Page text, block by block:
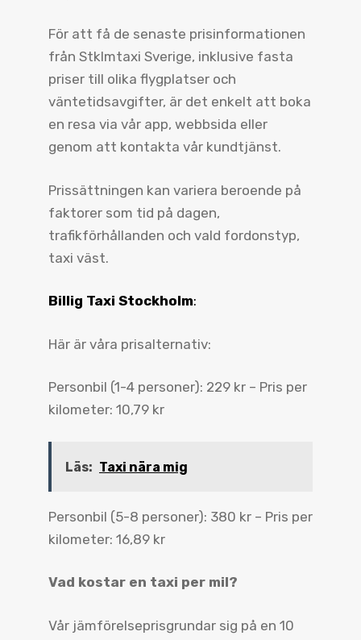
För att få de senaste prisinformationen
från Stklmtaxi Sverige, inklusive fasta
priser till olika flygplatser och
väntetidsavgifter, är det enkelt att boka
en resa via vår app, webbsida eller
genom att kontakta vår kundtjänst.
Prissättningen kan variera beroende på
faktorer som tid på dagen,
trafikförhållanden och vald fordonstyp,
taxi väst.
Billig Taxi Stockholm:
Här är våra prisalternativ:
Personbil (1-4 personer): 229 kr – Pris per
kilometer: 10,79 kr
Läs: Taxi nära mig
Personbil (5-8 personer): 380 kr – Pris per
kilometer: 16,89 kr
Vad kostar en taxi per mil?
Vår jämförelseprisgrundar sig på en 10